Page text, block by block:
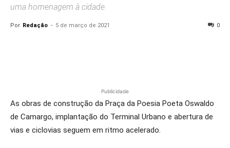
uma homenagem à cidade.
Por Redação - 5 de março de 2021 0
Publicidade
As obras de construção da Praça da Poesia Poeta Oswaldo
de Camargo, implantação do Terminal Urbano e abertura de
vias e ciclovias seguem em ritmo acelerado.